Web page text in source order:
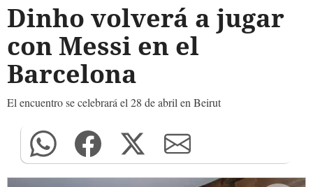
Dinho volverá a jugar
con Messi en el
Barcelona
El encuentro se celebrará el 28 de abril en Beirut